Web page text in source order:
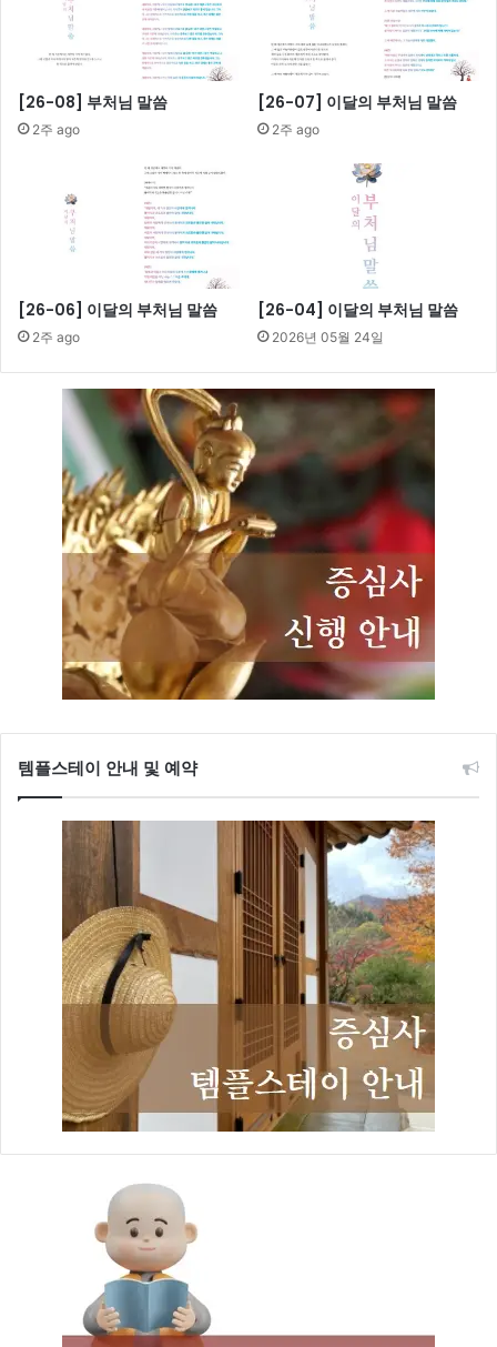
[26-08] 부처님 말씀
2주 ago
[26-07] 이달의 부처님 말씀
2주 ago
[26-06] 이달의 부처님 말씀
2주 ago
[26-04] 이달의 부처님 말씀
2026년 05월 24일
템플스테이 안내 및 예약